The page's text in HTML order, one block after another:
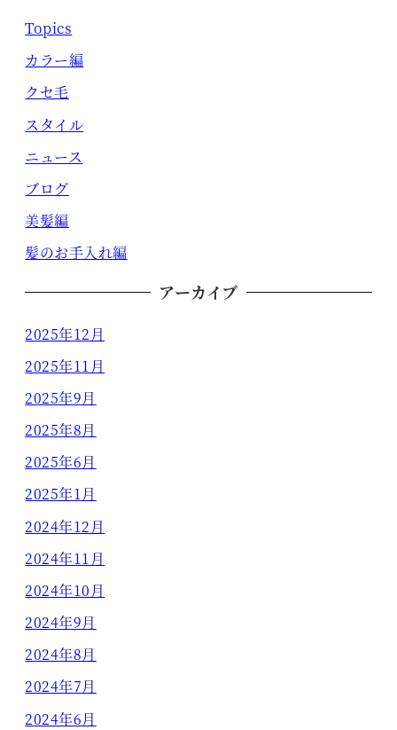
Topics
カラー編
クセ毛
スタイル
ニュース
ブログ
美髪編
髪のお手入れ編
アーカイブ
2025年12月
2025年11月
2025年9月
2025年8月
2025年6月
2025年1月
2024年12月
2024年11月
2024年10月
2024年9月
2024年8月
2024年7月
2024年6月